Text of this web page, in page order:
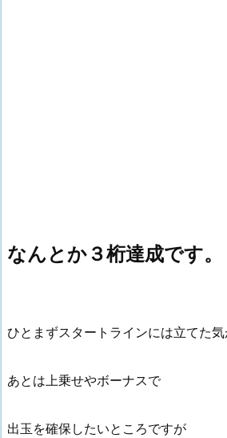
なんとか３桁達成です。
ひとまずスタートラインには立てた気
あとは上乗せやボーナスで
出玉を確保したいところですが